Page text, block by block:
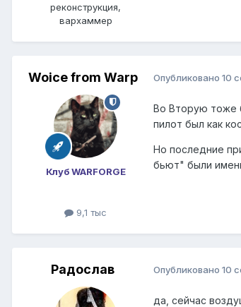
реконструкция,
вархаммер
Woice from Warp
Клуб WARFORGE
9,1 тыс
Опубликовано 10
Во Вторую тоже
пилот был как
Но последние
бьют" были
Радослав Опубликовано 10
да, сейчас